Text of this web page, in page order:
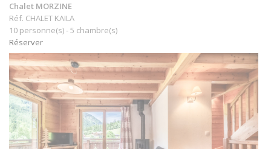
Chalet MORZINE
Réf. CHALET KAILA
10 personne(s) - 5 chambre(s)
Réserver